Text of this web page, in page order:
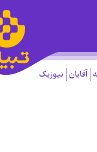
آقایان نیوزیک